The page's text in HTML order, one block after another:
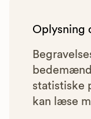
Oplysning
statistiske
kan læse